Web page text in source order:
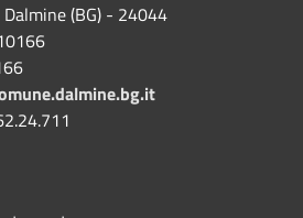
(BG) - 24044